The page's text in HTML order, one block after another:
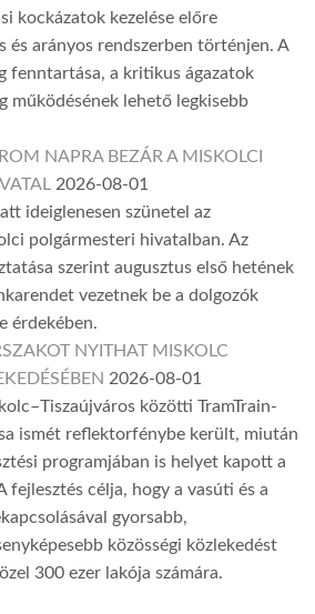
kockázatok kezelése előre
és arányos rendszerben történjen. A
fenntartása, a kritikus ágazatok
működésének lehető legkisebb
NAPRA BEZÁR A MISKOLCI
2026-08-01
ideiglenesen szünetel az
polgármesteri hivatalban. Az
szerint augusztus első hetének
vezetnek be a dolgozók
érdekében.
NYITHAT MISKOLC
2026-08-01
közötti TramTrain-
ismét reflektorfénybe került, miután
programjában is helyet kapott a
fejlesztés célja, hogy a vasúti és a
gyorsabb,
közösségi közlekedést
300 ezer lakója számára.